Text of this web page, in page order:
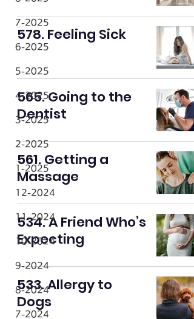
7-2025
6-2025
5-2025
4-2025
3-2025
2-2025
1-2025
12-2024
11-2024
10-2024
9-2024
8-2024
7-2024
578. Feeling Sick
565. Going to the
Dentist
561. Getting a
Massage
534. A Friend Who’s
Expecting
533. Allergy to
Dogs